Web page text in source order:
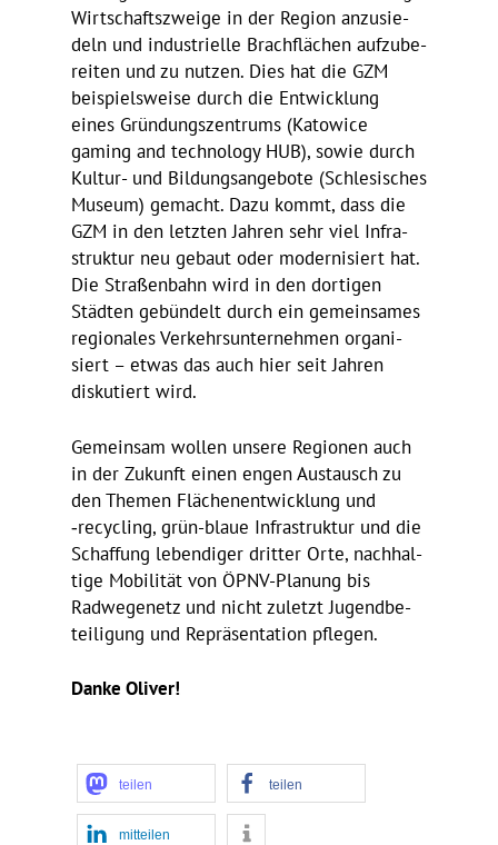
Wirt­schafts­zweige in der Region anzu­sie­
deln und indus­tri­elle Brach­flä­chen aufzu­be­
reiten und zu nutzen. Dies hat die GZM
beispiels­weise durch die Entwick­lung
eines Grün­dungs­zen­trums (Katowice
gaming and tech­no­logy HUB), sowie durch
Kultur- und Bildungs­an­ge­bote (Schle­si­sches
Museum) gemacht. Dazu kommt, dass die
GZM in den letzten Jahren sehr viel Infra­
struktur neu gebaut oder moder­ni­siert hat.
Die Stra­ßen­bahn wird in den dortigen
Städten gebün­delt durch ein gemein­sames
regio­nales Verkehrs­un­ter­nehmen orga­ni­
siert – etwas das auch hier seit Jahren
disku­tiert wird.
Gemeinsam wollen unsere Regionen auch
in der Zukunft einen engen Austausch zu
den Themen Flächen­ent­wick­lung und
‑recy­cling, grün-blaue Infra­struktur und die
Schaf­fung leben­diger dritter Orte, nach­hal­
tige Mobi­lität von ÖPNV-Planung bis
Radwe­ge­netz und nicht zuletzt Jugend­be­
tei­li­gung und Reprä­sen­ta­tion pflegen.
Danke Oliver!
teilen teilen
mitteilen